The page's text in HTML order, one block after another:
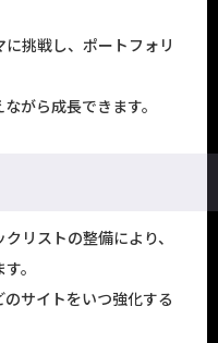
挑戦し、ポートフォリ
がら成長できます。
リストの整備により、
。
サイトをいつ強化する